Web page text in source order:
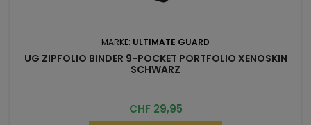
MARKE: ULTIMATE GUARD
UG ZIPFOLIO BINDER 9-POCKET PORTFOLIO XENOSKIN
SCHWARZ
Preis
CHF 29,95